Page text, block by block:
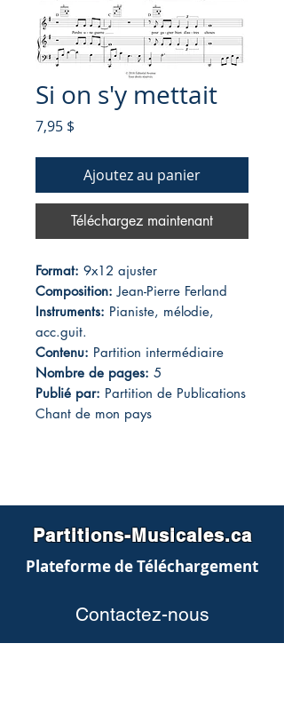
Si on s'y mettait
7,95 $
Ajoutez au panier
Téléchargez maintenant
Format: 9x12 ajuster
Composition:Jean-Pierre Ferland
Instruments: Pianiste, mélodie,
acc.guit.
Contenu: Partition intermédiaire
Nombre de pages: 5
Publié par: Partition de Publications
Chant de mon pays
Partitions-Musicales.ca
Plateforme de Téléchargement
Contactez-nous